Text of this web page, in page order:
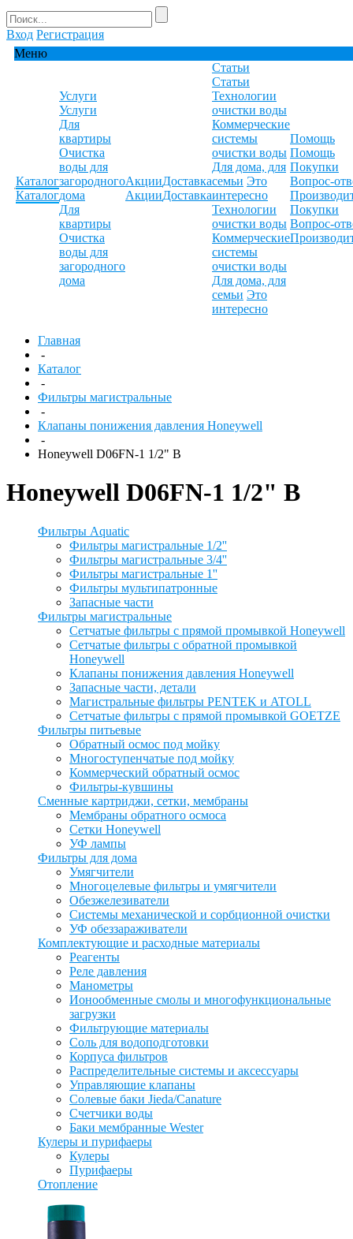
Вход Регистрация
Меню
Каталог
Каталог
Услуги
Услуги
Для
квартиры
Очистка
воды для
загородного
дома
Для
квартиры
Очистка
воды для
загородного
дома
Акции
Акции
Доставка
Доставка
Статьи
Статьи
Технологии
очистки воды
Коммерческие
системы
очистки воды
Для дома, для
семьи Это
интересно
Технологии
очистки воды
Коммерческие
системы
очистки воды
Для дома, для
семьи Это
интересно
Помощь
Помощь
Покупки
Вопрос-
Покупки
Вопрос-
Главная
-
Каталог
-
Фильтры магистральные
-
Клапаны понижения давления Honeywell
-
Honeywell D06FN-1 1/2" B
Honeywell D06FN-1 1/2" B
Фильтры Aquatic
Фильтры магистральные 1/2''
Фильтры магистральные 3/4''
Фильтры магистральные 1''
Фильтры мультипатронные
Запасные части
Фильтры магистральные
Сетчатые фильтры с прямой промывкой Honeywell
Сетчатые фильтры с обратной промывкой
Honeywell
Клапаны понижения давления Honeywell
Запасные части, детали
Магистральные фильтры PENTEK и ATOLL
Сетчатые фильтры с прямой промывкой GOETZE
Фильтры питьевые
Обратный осмос под мойку
Многоступенчатые под мойку
Коммерческий обратный осмос
Фильтры-кувшины
Сменные картриджи, сетки, мембраны
Мембраны обратного осмоса
Сетки Honeywell
УФ лампы
Фильтры для дома
Умягчители
Многоцелевые фильтры и умягчители
Обезжелезиватели
Системы механической и сорбционной очистки
УФ обеззараживатели
Комплектующие и расходные материалы
Реагенты
Реле давления
Манометры
Ионообменные смолы и многофункциональные
загрузки
Фильтрующие материалы
Соль для водоподготовки
Корпуса фильтров
Распределительные системы и аксессуары
Управляющие клапаны
Солевые баки Jieda/Canature
Счетчики воды
Баки мембранные Wester
Кулеры и пурифаеры
Кулеры
Пурифаеры
Отопление